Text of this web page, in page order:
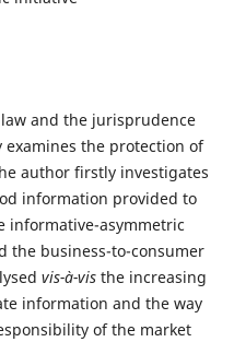
and the jurisprudence
examines the protection of
author firstly investigates
information provided to
informative-asymmetric
the business-to-consumer
vis-à-visthe increasing
information and the way
of the market